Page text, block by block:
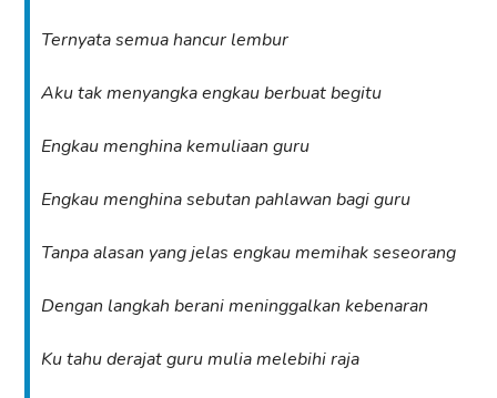
Ternyata semua hancur lembur
Aku tak menyangka engkau berbuat begitu
Engkau menghina kemuliaan guru
Engkau menghina sebutan pahlawan bagi guru
Tanpa alasan yang jelas engkau memihak seseorang
Dengan langkah berani meninggalkan kebenaran
Ku tahu derajat guru mulia melebihi raja